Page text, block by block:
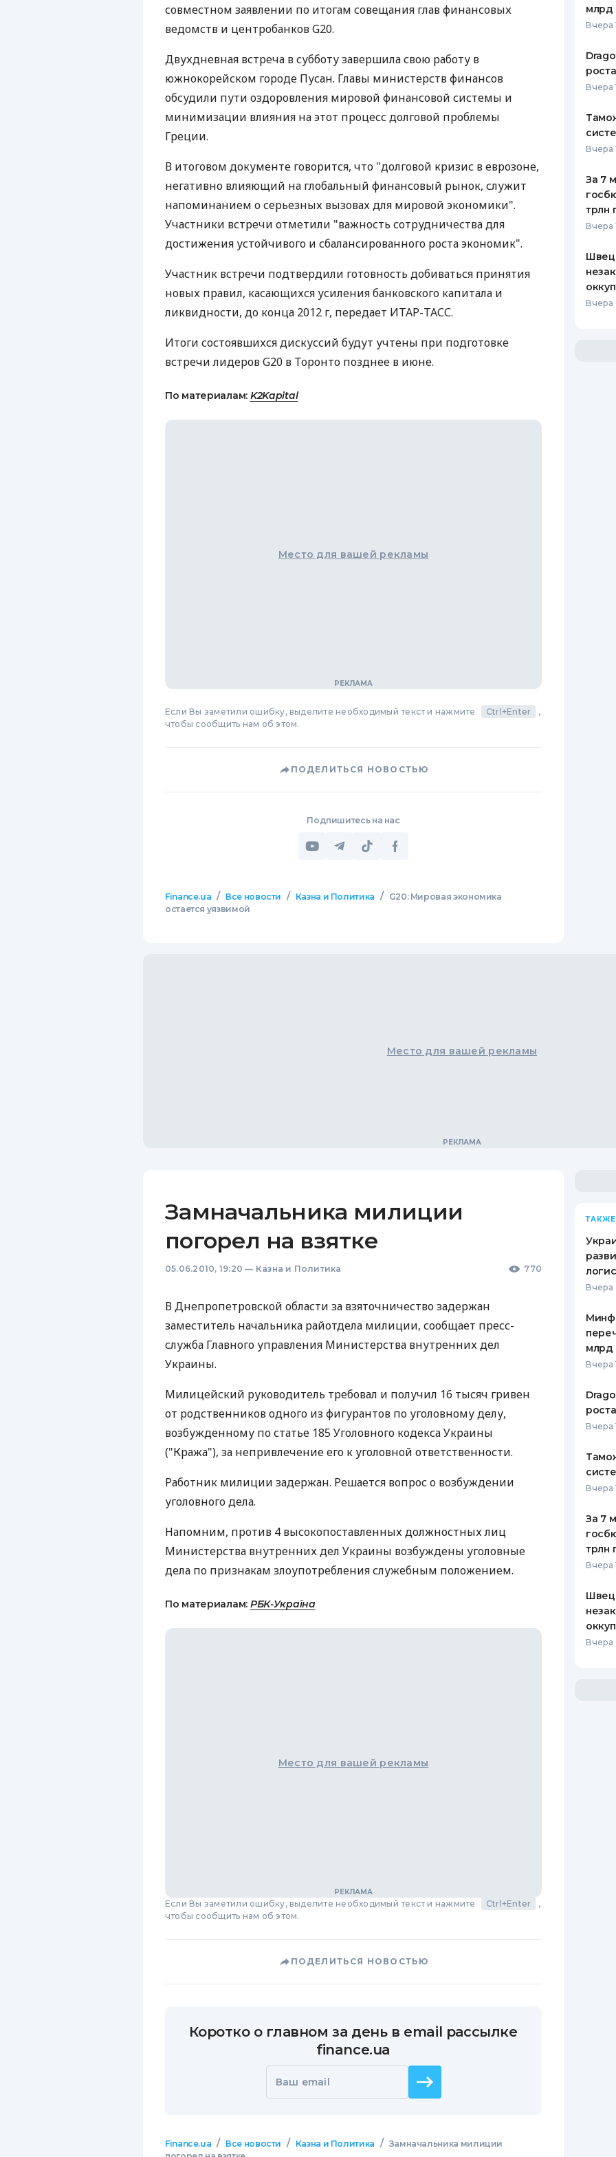
ПУТЕВОДИТЕЛИ ПО
БАНКОВСКИМ КАРТАМ
ВСЕ
совместном заявлении по итогам совещания глав финансовых
ведомств и центробанков G20.
Двухдневная встреча в субботу завершила свою работу в
южнокорейском городе Пусан. Главы министерств финансов
обсудили пути оздоровления мировой финансовой системы и
минимизации влияния на этот процесс долговой проблемы
Греции.
В итоговом документе говорится, что "долговой кризис в еврозоне,
негативно влияющий на глобальный финансовый рынок, служит
напоминанием о серьезных вызовах для мировой экономики".
Участники встречи отметили "важность сотрудничества для
достижения устойчивого и сбалансированного роста экономик".
Участник встречи подтвердили готовность добиваться принятия
новых правил, касающихся усиления банковского капитала и
ликвидности, до конца 2012 г, передает ИТАР-ТАСС.
Итоги состоявшихся дискуссий будут учтены при подготовке
встречи лидеров G20 в Торонто позднее в июне.
По материалам: K2Kapital
Место для вашей рекламы
Если Вы заметили ошибку, выделите необходимый текст и нажмите Ctrl+Enter
,
чтобы сообщить нам об этом.
ПОДЕЛИТЬСЯ НОВОСТЬЮ
Подпишитесь на нас
Finance.ua / Все новости / Казна и Политика /
G20: Мировая экономика
остается уязвимой
млрд
Вчера
Вчера
Вчера
За 7
трлн
Вчера
Вчера
Место для вашей рекламы
Замначальника милиции
погорел на взятке
05.06.2010, 19:20 — Казна и Политика 770
В Днепропетровской области за взяточничество задержан
заместитель начальника райотдела милиции, сообщает пресс-
служба Главного управления Министерства внутренних дел
Украины.
Милицейский руководитель требовал и получил 16 тысяч гривен
от родственников одного из фигурантов по уголовному делу,
возбужденному по статье 185 Уголовного кодекса Украины
("Кража"), за непривлечение его к уголовной ответственности.
Работник милиции задержан. Решается вопрос о возбуждении
уголовного дела.
Напомним, против 4 высокопоставленных должностных лиц
Министерства внутренних дел Украины возбуждены уголовные
дела по признакам злоупотребления служебным положением.
По материалам: РБК-Україна
Место для вашей рекламы
Если Вы заметили ошибку, выделите необходимый текст и нажмите Ctrl+Enter
,
чтобы сообщить нам об этом.
ПОДЕЛИТЬСЯ НОВОСТЬЮ
Коротко о главном за день в email рассылке
finance.ua
Ваш email
Finance.ua / Все новости / Казна и Политика / Замначальника милиции
Вчера
млрд
Вчера
Вчера
Вчера
За 7
трлн
Вчера
Вчера